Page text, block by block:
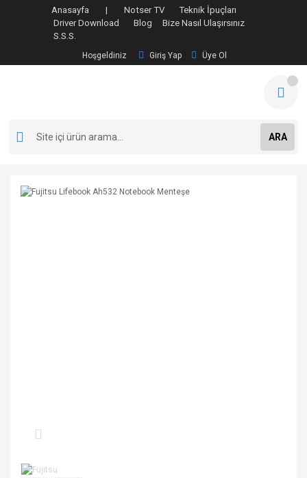
Anasayfa | Notser TV
Teknik İpuçları
Driver Download
Blog
Bize Nasıl Ulaşırsınız
S.S.S.
Hoşgeldiniz Giriş Yap Üye Ol
ARA